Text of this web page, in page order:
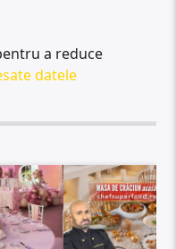
a reduce
datele